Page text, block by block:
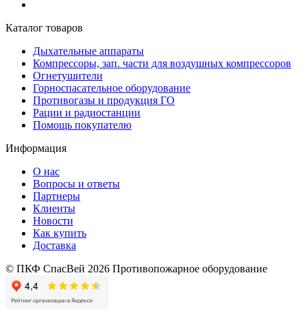
Каталог товаров
Дыхательные аппараты
Компрессоры, зап. части для воздушных компрессоров
Огнетушители
Горноспасательное оборудование
Противогазы и продукция ГО
Рации и радиостанции
Помощь покупателю
Информация
О нас
Вопросы и ответы
Партнеры
Клиенты
Новости
Как купить
Доставка
© ПКФ СпасВей 2026 Противопожарное оборудование